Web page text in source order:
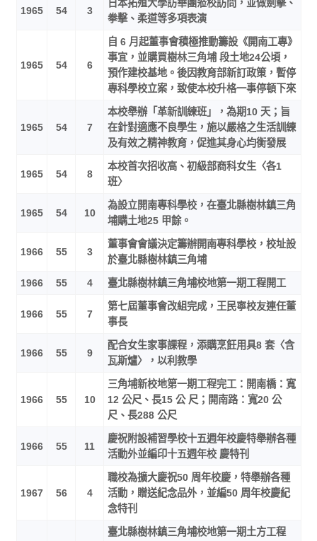
1965 54 3
日本拓殖大學訪華團蒞校訪問，並做劍擊、
拳擊、柔道等多項表演
1965 54 6
自 6 月起董事會積極推動籌設《開南工專》
事宜，並購買樹林三角埔 段土地24公頃，
預作建校基地。後因教育部新訂政策，暫停
專科學校立案，致使本校升格一事停頓下來
1965 54 7
本校舉辦「革新訓練班」，為期10 天；旨
在針對適應不良學生，施以嚴格之生活訓練
及有效之精神教育，促進其身心均衡發展
1965 54 8
本校首次招收高、初級部商科女生〈各1
班〉
1965 54 10
為設立開南專科學校，在臺北縣樹林鎮三角
埔購土地25 甲餘。
1966 55 3
董事會會議決定籌辦開南專科學校，校址設
於臺北縣樹林鎮三角埔
1966 55 4 臺北縣樹林鎮三角埔校地第一期工程開工
1966 55 7
第七屆董事會改組完成，王民寧校友連任董
事長
1966 55 9
配合女生家事課程，添購烹飪用具8 套〈含
瓦斯爐〉，以利教學
1966 55 10
三角埔新校地第一期工程完工：開南橋：寬
12 公尺、長15 公 尺；開南路：寬20 公
尺、長288 公尺
1966 55 11
慶祝附設補習學校十五週年校慶特舉辦各種
活動外並編印十五週年校 慶特刊
1967 56 4
職校為擴大慶祝50 周年校慶，特舉辦各種
活動，贈送紀念品外，並編50 周年校慶紀
念特刊
臺北縣樹林鎮三角埔校地第一期土方工程